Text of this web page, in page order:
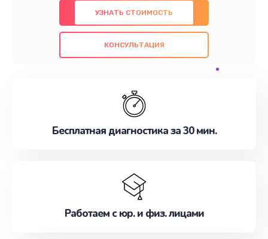
использованием оригинальных компонентов, а
также гарантируем качество всех
проведенных работ. Наша цель - предоставить
наилучшим образом. Не медлите записаться на
УЗНАТЬ СТОИМОСТЬ
КОНСУЛЬТАЦИЯ
Бесплатная диагностика за 30 мин.
Работаем с юр. и физ. лицами